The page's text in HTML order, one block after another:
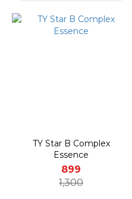
TY Star B Complex
Essence
899
1,300